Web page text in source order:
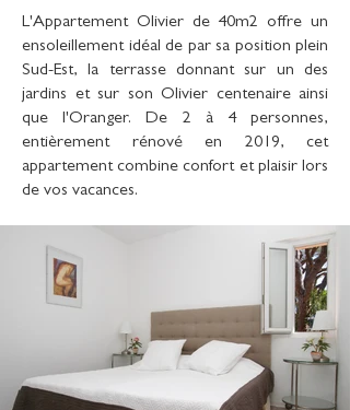
L'Appartement Olivier de 40m2 offre un
ensoleillement idéal de par sa position plein
Sud-Est, la terrasse donnant sur un des
jardins et sur son Olivier centenaire ainsi
que l'Oranger. De 2 à 4 personnes,
entièrement rénové en 2019, cet
appartement combine confort et plaisir lors
de vos vacances.